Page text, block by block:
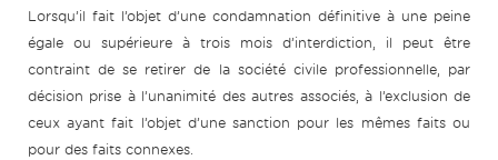
Lorsqu’il fait l’objet d’une condamnation définitive à une peine
égale ou supérieure à trois mois d’interdiction, il peut être
contraint de se retirer de la société civile professionnelle, par
décision prise à l’unanimité des autres associés, à l’exclusion de
ceux ayant fait l’objet d’une sanction pour les mêmes faits ou
pour des faits connexes.